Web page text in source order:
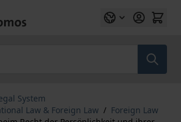
System
Law & Foreign Law / Foreign Law